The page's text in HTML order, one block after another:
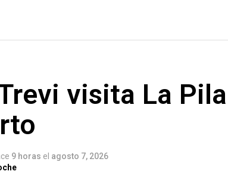
visita La
9 horas el agosto 7, 2026